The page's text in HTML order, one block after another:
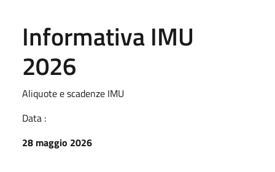
Informativa IMU
2026
Aliquote e scadenze IMU
Data :
28 maggio 2026